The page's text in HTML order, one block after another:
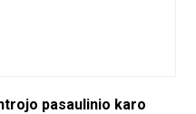
pasaulinio karo